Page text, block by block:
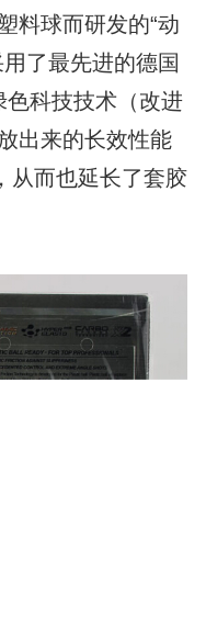
料球而研发的“动
了最先进的德国
科技技术（改进
出来的长效性能
从而也延长了套胶